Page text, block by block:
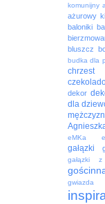
komunijny
ażurowy
baloniki
bluszcz
budka dla
chrzest
dekor
dla
eMKa
gałązki
gałązki z
gwiazda